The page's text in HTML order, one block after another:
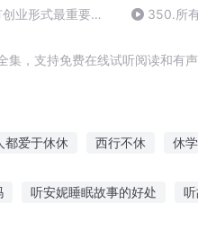
业形式最重要的
350.所
，支持免费在线试听阅读和有声
都爱于休休 西行不休 休
听安妮睡眠故事的好处